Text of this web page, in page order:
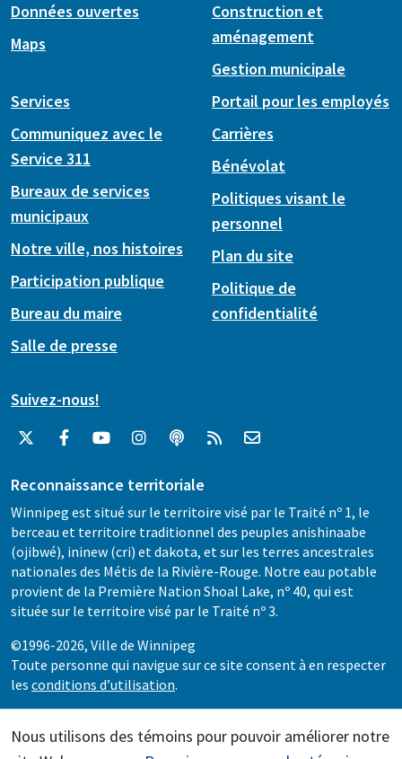
Nous utilisons des témoins pour pouvoir améliorer notre
Données ouvertes
Maps
Construction et
aménagement
Gestion municipale
Services
Communiquez avec le
Service 311
Bureaux de services
municipaux
Notre ville, nos histoires
Participation publique
Bureau du maire
Salle de presse
Portail pour les employés
Carrières
Bénévolat
Politiques visant le
personnel
Plan du site
Politique de
confidentialité
Suivez-nous!
Reconnaissance territoriale
Winnipeg est situé sur le territoire visé par le Traité nº 1, le
berceau et territoire traditionnel des peuples anishinaabe
(ojibwé), ininew (cri) et dakota, et sur les terres ancestrales
nationales des Métis de la Rivière-Rouge. Notre eau potable
provient de la Première Nation Shoal Lake, nº 40, qui est
située sur le territoire visé par le Traité nº 3.
©1996-2026, Ville de Winnipeg
Toute personne qui navigue sur ce site consent à en respecter
les conditions d’utilisation.